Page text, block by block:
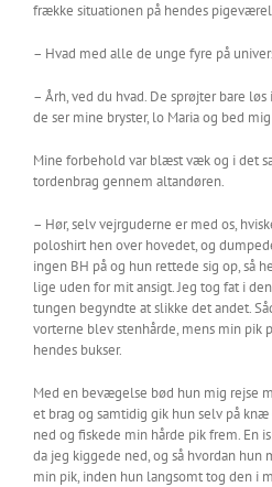
frække situationen på hendes
– Hvad med alle de unge fyre på
– Årh, ved du hvad. De sprøjter bare
de ser mine bryster, lo Maria og bed
Mine forbehold var blæst væk og i det
tordenbrag gennem altandøren.
– Hør, selv vejrguderne er med os,
poloshirt hen over hovedet, og
ingen BH på og hun rettede sig op, så
lige uden for mit ansigt. Jeg tog fat i
tungen begyndte at slikke det andet.
vorterne blev stenhårde, mens min pik
hendes bukser.
Med en bevægelse bød hun mig rejse
et brag og samtidig gik hun selv på
ned og fiskede min hårde pik frem. En
da jeg kiggede ned, og så hvordan
min pik, inden hun langsomt tog den i